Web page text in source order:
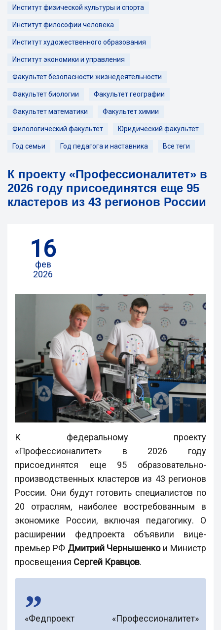
Институт физической культуры и спорта
Институт философии человека
Институт художественного образования
Институт экономики и управления
Факультет безопасности жизнедеятельности
Факультет биологии Факультет географии
Факультет математики Факультет химии
Филологический факультет Юридический факультет
Год семьи Год педагога и наставника Все теги
К проекту «Профессионалитет» в
2026 году присоединятся еще 95
кластеров из 43 регионов России
16
фев
2026
К федеральному проекту
«Профессионалитет» в 2026 году
присоединятся еще 95 образовательно-
производственных кластеров из 43 регионов
России. Они будут готовить специалистов по
20 отраслям, наиболее востребованным в
экономике России, включая педагогику. О
расширении федпроекта объявили вице-
премьер РФ Дмитрий Чернышенкои Министр
просвещения Сергей Кравцов.
«Федпроект «Профессионалитет»